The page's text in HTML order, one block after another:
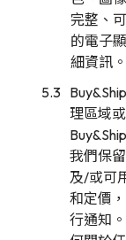
完整、
的電子
細資訊。
理區域
我們保
及/或可
和定價
行通知